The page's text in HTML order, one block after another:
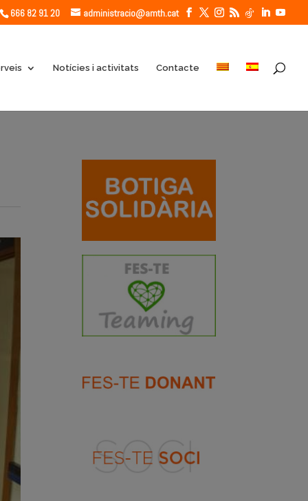
666 82 91 20 administracio@amth.cat
Notícies i activitats Contacte